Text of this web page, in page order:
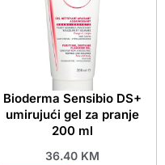
Bioderma Sensibio DS+
umirujući gel za pranje
200 ml
36.40 KM